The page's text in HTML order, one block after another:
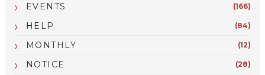
EVENTS (166)
HELP (84)
MONTHLY (12)
NOTICE (28)